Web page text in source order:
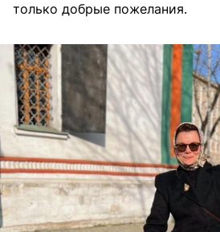
только добрые пожелания.